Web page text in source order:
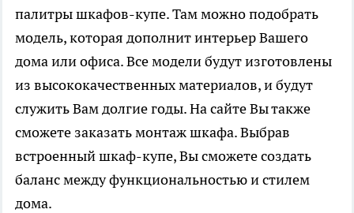
палитры шкафов-купе. Там можно подобрать
модель, которая дополнит интерьер Вашего
дома или офиса. Все модели будут изготовлены
из высококачественных материалов, и будут
служить Вам долгие годы. На сайте Вы также
сможете заказать монтаж шкафа. Выбрав
встроенный шкаф-купе, Вы сможете создать
баланс между функциональностью и стилем
дома.